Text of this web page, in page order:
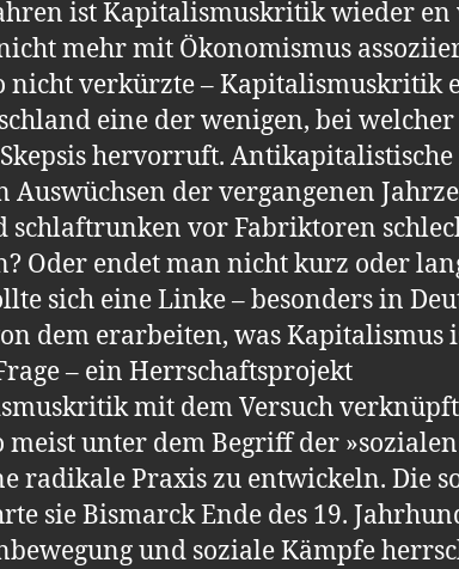
ist Kapitalismuskritik wieder
mehr mit Ökonomismus
nicht verkürzte – Kapitalismuskritik
eine der wenigen, bei
hervorruft.
Auswüchsen der vergangenen
schlaftrunken vor Fabriktoren
Oder endet man nicht kurz oder
sich eine Linke – besonders in
dem erarbeiten, was
– ein Herrschaftsprojekt
mit dem Versuch
meist unter dem Begriff der
radikale Praxis zu entwickeln. Die
sie Bismarck Ende des 19.
und soziale Kämpfe